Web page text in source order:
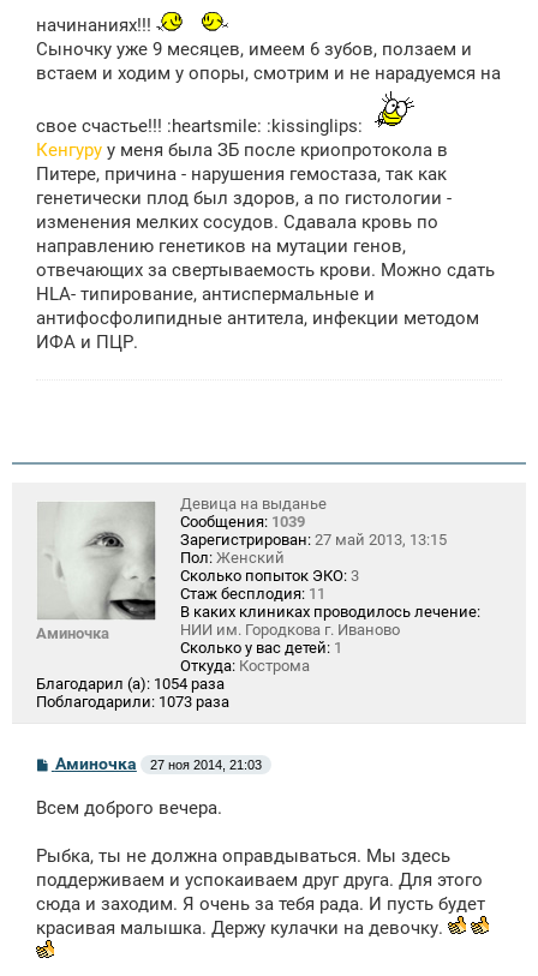
н
и
е
начинаниях!!!
Сыночку уже 9 месяцев, имеем 6 зубов, ползаем и
встаем и ходим у опоры, смотрим и не нарадуемся на
свое счастье!!! :heartsmile: :kissinglips:
Кенгуру у меня была ЗБ после криопротокола в
Питере, причина - нарушения гемостаза, так как
генетически плод был здоров, а по гистологии -
изменения мелких сосудов. Сдавала кровь по
направлению генетиков на мутации генов,
отвечающих за свертываемость крови. Можно сдать
HLA- типирование, антиспермальные и
антифосфолипидные антитела, инфекции методом
ИФА и ПЦР.
Аминочка
Девица на выданье
Сообщения: 1039
Зарегистрирован: 27 май 2013, 13:15
Пол: Женский
Сколько попыток ЭКО: 3
Стаж бесплодия: 11
В каких клиниках проводилось лечение:
НИИ им. Городкова г. Иваново
Сколько у вас детей: 1
Откуда: Кострома
Благодарил (а): 1054 раза
Поблагодарили: 1073 раза
С
о
б
н
и
Аминочка 27 ноя 2014, 21:03
Всем доброго вечера.
Рыбка, ты не должна оправдываться. Мы здесь
поддерживаем и успокаиваем друг друга. Для этого
сюда и заходим. Я очень за тебя рада. И пусть будет
красивая малышка. Держу кулачки на девочку.